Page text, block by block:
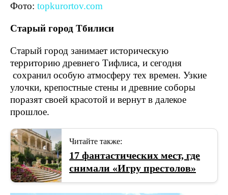
Фото: topkurortov.com
Старый город Тбилиси
Старый город занимает историческую
территорию древнего Тифлиса, и сегодня
сохранил особую атмосферу тех времен. Узкие
улочки, крепостные стены и древние соборы
поразят своей красотой и вернут в далекое
прошлое.
Читайте также:
17 фантастических мест, где
снимали «Игру престолов»